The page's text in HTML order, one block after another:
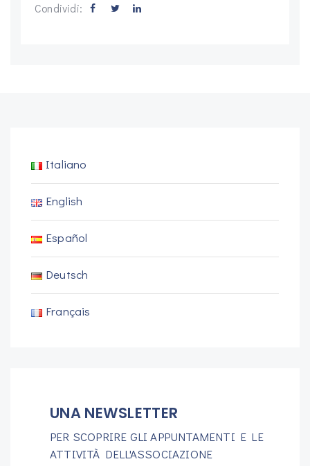
Condividi:
Italiano
English
Español
Deutsch
Français
UNA NEWSLETTER
PER SCOPRIRE GLI APPUNTAMENTI E LE
ATTIVITÀ DELL'ASSOCIAZIONE